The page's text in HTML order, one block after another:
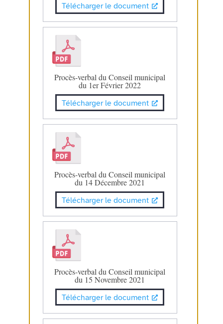
Télécharger le document
Procès-verbal du Conseil municipal
du 1er Février 2022
Télécharger le document
Procès-verbal du Conseil municipal
du 14 Décembre 2021
Télécharger le document
Procès-verbal du Conseil municipal
du 15 Novembre 2021
Télécharger le document